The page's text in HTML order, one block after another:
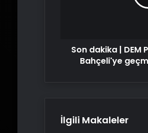
olsun
telefonu
Son dakika | DEM
Bahçeli'ye
İlgili Makaleler